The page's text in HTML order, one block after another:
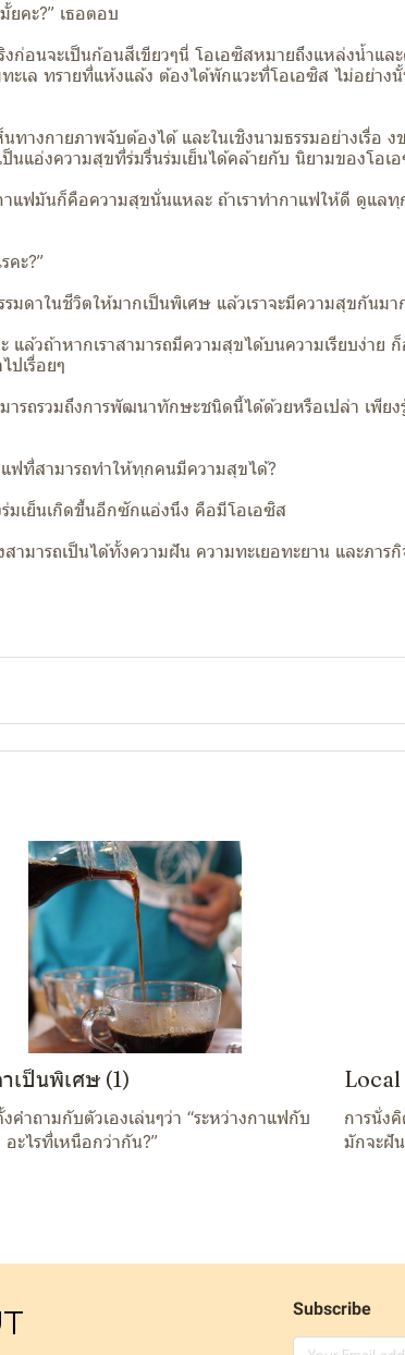
ยคะ?” เธอตอบ
ก่อนจะเป็นก้อนสีเขียวๆนี่ โอเอซิสหมายถึงแหล่งน้ำแล
ทะเล ทรายที่แห้งแล้ง ต้องได้พักแวะที่โอเอซิส ไม่อย่าง
ทางกายภาพจับต้องได้ และในเชิงนามธรรมอย่างเรื่อ
นแอ่งความสุขที่ร่มรื่นร่มเย็นได้คล้ายกับ นิยามของโอเ
าแฟมันก็คือความสุขนั่นแหละ ถ้าเราทำกาแฟให้ดี ดูแล
คะ?”
รมดาในชีวิตให้มากเป็นพิเศษ แล้วเราจะมีความสุขกันม
ล้วถ้าหากเราสามารถมีความสุขได้บนความเรียบง่าย
ปเรื่อยๆ
ารถรวมถึงการพัฒนาทักษะชนิดนี้ได้ด้วยหรือเปล่า เพียง
แฟที่สามารถทำให้ทุกคนมีความสุขได้?
มเย็นเกิดขึ้นอีกซักแอ่งนึง คือมีโอเอซิส
ามารถเป็นได้ทั้งความฝัน ความทะเยอทะยาน และภาร
เป็นพิเศษ (1)
คำถามกับตัวเองเล่นๆว่า “ระหว่างกาแฟกับ
อะไรที่เหนือกว่ากัน?”
Local
การนั่ง
มักจะฝั
Subscribe